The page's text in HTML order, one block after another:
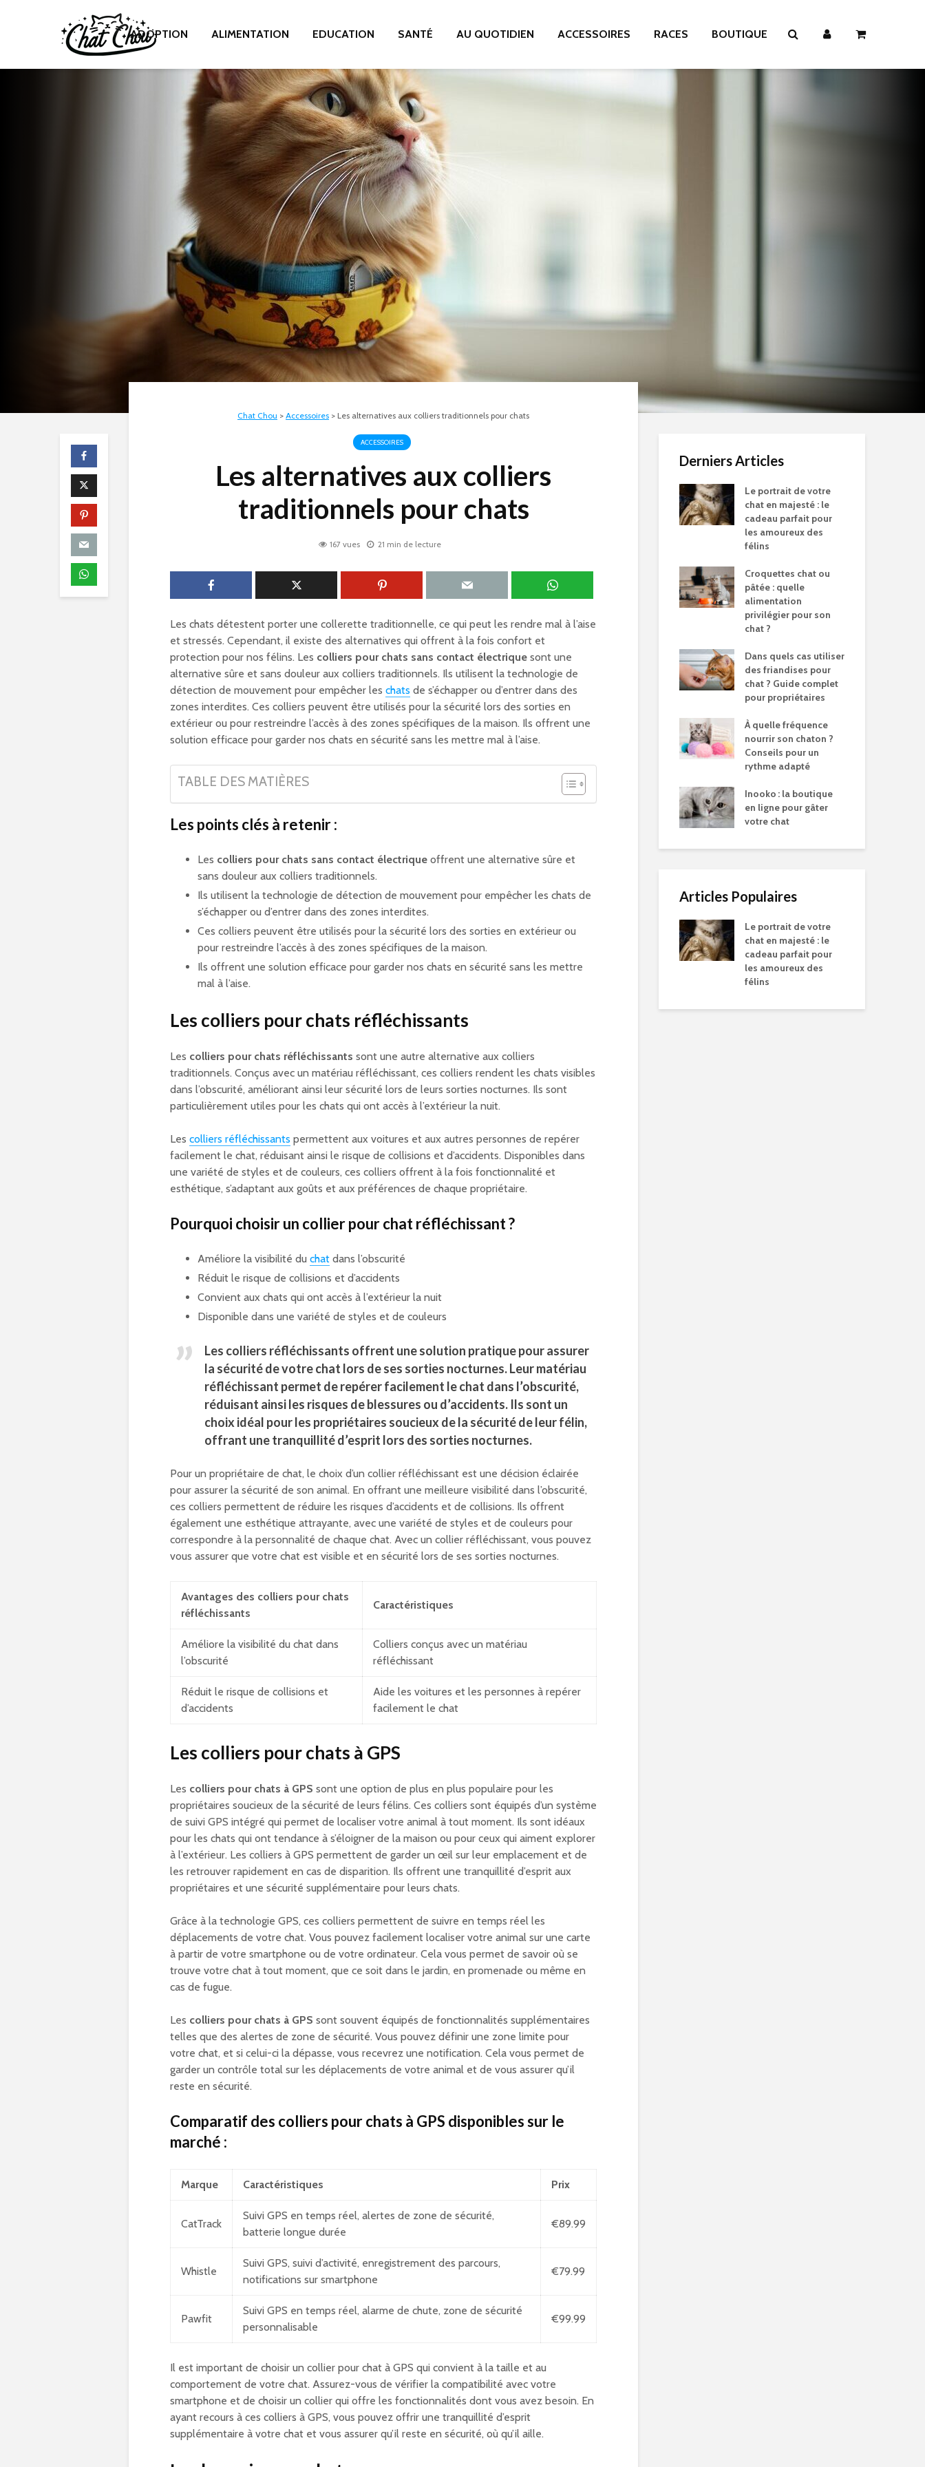
ADOPTION ALIMENTATION EDUCATION SANTÉ AU QUOTIDIEN ACCESSOIRES RACES BOUTIQUE
Chat Chou > Accessoires > Les alternatives aux colliers traditionnels pour chats
ACCESSOIRES
Les alternatives aux colliers
traditionnels pour chats
167 vues 21 min de lecture
Les chats détestent porter une collerette traditionnelle, ce qui peut les rendre mal à l’aise
et stressés. Cependant, il existe des alternatives qui offrent à la fois confort et
protection pour nos félins. Les colliers pour chats sans contact électrique sont une
alternative sûre et sans douleur aux colliers traditionnels. Ils utilisent la technologie de
détection de mouvement pour empêcher les chats de s’échapper ou d’entrer dans des
zones interdites. Ces colliers peuvent être utilisés pour la sécurité lors des sorties en
extérieur ou pour restreindre l’accès à des zones spécifiques de la maison. Ils offrent une
solution efficace pour garder nos chats en sécurité sans les mettre mal à l’aise.
TABLE DES MATIÈRES
Les points clés à retenir :
Les colliers pour chats sans contact électrique offrent une alternative sûre et
sans douleur aux colliers traditionnels.
Ils utilisent la technologie de détection de mouvement pour empêcher les chats de
s’échapper ou d’entrer dans des zones interdites.
Ces colliers peuvent être utilisés pour la sécurité lors des sorties en extérieur ou
pour restreindre l’accès à des zones spécifiques de la maison.
Ils offrent une solution efficace pour garder nos chats en sécurité sans les mettre
mal à l’aise.
Les colliers pour chats réfléchissants
Les colliers pour chats réfléchissants sont une autre alternative aux colliers
traditionnels. Conçus avec un matériau réfléchissant, ces colliers rendent les chats visibles
dans l’obscurité, améliorant ainsi leur sécurité lors de leurs sorties nocturnes. Ils sont
particulièrement utiles pour les chats qui ont accès à l’extérieur la nuit.
Les colliers réfléchissants permettent aux voitures et aux autres personnes de repérer
facilement le chat, réduisant ainsi le risque de collisions et d’accidents. Disponibles dans
une variété de styles et de couleurs, ces colliers offrent à la fois fonctionnalité et
esthétique, s’adaptant aux goûts et aux préférences de chaque propriétaire.
Pourquoi choisir un collier pour chat réfléchissant ?
Améliore la visibilité du chat dans l’obscurité
Réduit le risque de collisions et d’accidents
Convient aux chats qui ont accès à l’extérieur la nuit
Disponible dans une variété de styles et de couleurs
Les colliers réfléchissants offrent une solution pratique pour assurer
la sécurité de votre chat lors de ses sorties nocturnes. Leur matériau
réfléchissant permet de repérer facilement le chat dans l’obscurité,
réduisant ainsi les risques de blessures ou d’accidents. Ils sont un
choix idéal pour les propriétaires soucieux de la sécurité de leur félin,
offrant une tranquillité d’esprit lors des sorties nocturnes.
Pour un propriétaire de chat, le choix d’un collier réfléchissant est une décision éclairée
pour assurer la sécurité de son animal. En offrant une meilleure visibilité dans l’obscurité,
ces colliers permettent de réduire les risques d’accidents et de collisions. Ils offrent
également une esthétique attrayante, avec une variété de styles et de couleurs pour
correspondre à la personnalité de chaque chat. Avec un collier réfléchissant, vous pouvez
vous assurer que votre chat est visible et en sécurité lors de ses sorties nocturnes.
Avantages des colliers pour chats
réfléchissants
Caractéristiques
Améliore la visibilité du chat dans
l’obscurité
Colliers conçus avec un matériau
réfléchissant
Réduit le risque de collisions et
d’accidents
Aide les voitures et les personnes à repérer
facilement le chat
Les colliers pour chats à GPS
Les colliers pour chats à GPS sont une option de plus en plus populaire pour les
propriétaires soucieux de la sécurité de leurs félins. Ces colliers sont équipés d’un système
de suivi GPS intégré qui permet de localiser votre animal à tout moment. Ils sont idéaux
pour les chats qui ont tendance à s’éloigner de la maison ou pour ceux qui aiment explorer
à l’extérieur. Les colliers à GPS permettent de garder un œil sur leur emplacement et de
les retrouver rapidement en cas de disparition. Ils offrent une tranquillité d’esprit aux
propriétaires et une sécurité supplémentaire pour leurs chats.
Grâce à la technologie GPS, ces colliers permettent de suivre en temps réel les
déplacements de votre chat. Vous pouvez facilement localiser votre animal sur une carte
à partir de votre smartphone ou de votre ordinateur. Cela vous permet de savoir où se
trouve votre chat à tout moment, que ce soit dans le jardin, en promenade ou même en
cas de fugue.
Les colliers pour chats à GPS sont souvent équipés de fonctionnalités supplémentaires
telles que des alertes de zone de sécurité. Vous pouvez définir une zone limite pour
votre chat, et si celui-ci la dépasse, vous recevrez une notification. Cela vous permet de
garder un contrôle total sur les déplacements de votre animal et de vous assurer qu’il
reste en sécurité.
Comparatif des colliers pour chats à GPS disponibles sur le
marché :
Marque Caractéristiques Prix
CatTrack
Suivi GPS en temps réel, alertes de zone de sécurité,
batterie longue durée
€89.99
Whistle
Suivi GPS, suivi d’activité, enregistrement des parcours,
notifications sur smartphone
€79.99
Pawfit
Suivi GPS en temps réel, alarme de chute, zone de sécurité
personnalisable
€99.99
Il est important de choisir un collier pour chat à GPS qui convient à la taille et au
comportement de votre chat. Assurez-vous de vérifier la compatibilité avec votre
smartphone et de choisir un collier qui offre les fonctionnalités dont vous avez besoin. En
ayant recours à ces colliers à GPS, vous pouvez offrir une tranquillité d’esprit
supplémentaire à votre chat et vous assurer qu’il reste en sécurité, où qu’il aille.
Derniers Articles
Le portrait de votre
chat en majesté : le
cadeau parfait pour
les amoureux des
félins
Croquettes chat ou
pâtée : quelle
alimentation
privilégier pour son
chat ?
Dans quels cas utiliser
des friandises pour
chat ? Guide complet
pour propriétaires
À quelle fréquence
nourrir son chaton ?
Conseils pour un
rythme adapté
Inooko : la boutique
en ligne pour gâter
votre chat
Articles Populaires
Le portrait de votre
chat en majesté : le
cadeau parfait pour
les amoureux des
félins